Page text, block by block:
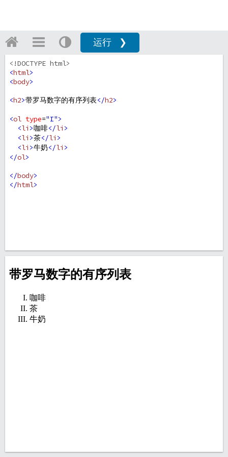
运行 ❯
<!DOCTYPE html>
<html>
<body>
<h2>带罗马数字的有序列表</h2>
<ol type="I">
<li >咖啡</li >
<li >茶</li >
<li >牛奶</li >
</ol>
</body>
</html>